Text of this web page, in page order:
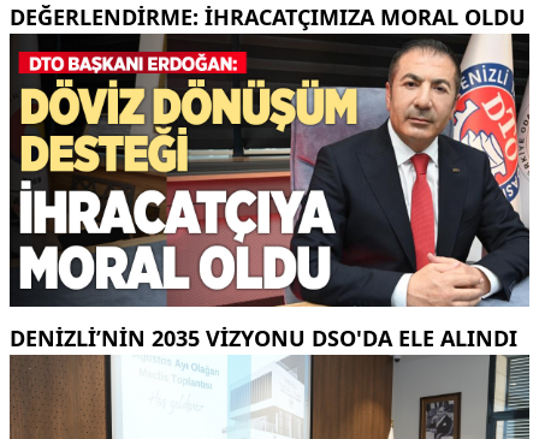
DEĞERLENDIRME: İHRACATÇIMIZA MORAL OLDU
DENIZLI’NIN 2035 VIZYONU DSO'DA ELE ALINDI